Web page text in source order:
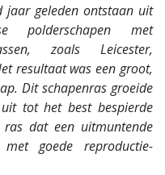
jaar geleden ontstaan uit
polderschapen met
zoals Leicester,
resultaat was een groot,
Dit schapenras groeide
tot het best bespierde
ras dat een uitmuntende
goede reproductie-